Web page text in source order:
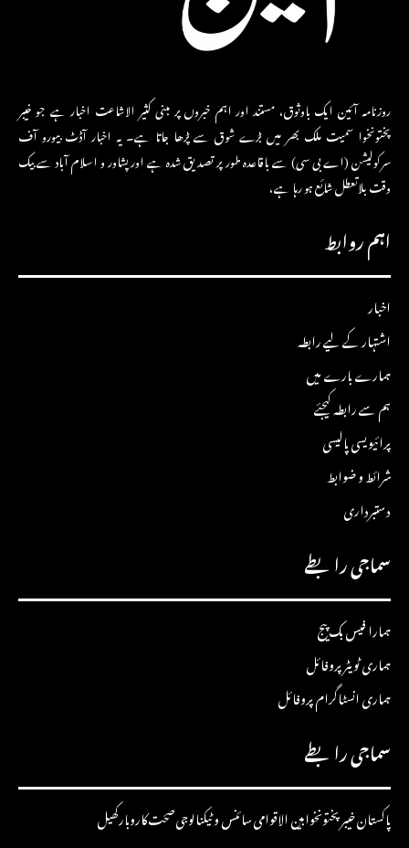
روزنامہ آئین ایک باوثوق، مستند اور اہم خبروں پر مبنی کثیر الاشاعت اخبار ہے جو خیبر
پختونخوا سمیت ملک بھر میں بڑے شوق سے پڑھا جاتا ہے۔ یہ اخبار آڈٹ بیورو آف
سرکولیشن (اے بی سی) سے باقاعدہ طور پر تصدیق شدہ ہے اور پشاور و اسلام آباد سے بیک
وقت بلاتعطل شائع ہو رہا ہے،
اہم روابط
اخبار
اشتہار کے لیے رابطہ
ہمارے بارے میں
ہم سے رابطہ کیجئے
پرائیویسی پالیسی
شرائط و ضوابط
دستبرداری
سماجی رابطے
ہمارا فیس بک پیج
ہماری ٹویٹر پروفائل
ہماری انسٹاگرام پروفائل
سماجی رابطے
پاکستانخیبرپختونخوابین الاقوامیسائنس و ٹیکنالوجیصحتکاروبارکھیل